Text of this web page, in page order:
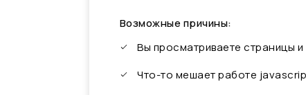
Возможные причины:
Вы просматриваете страницы
Что-то мешает работе